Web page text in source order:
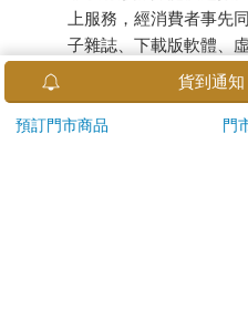
上服務，經消費者事先
子雜誌、下載版軟體、
已拆封之個人衛生用品
若非上列種類商品，均享
貨到通知
預訂門市商品 門